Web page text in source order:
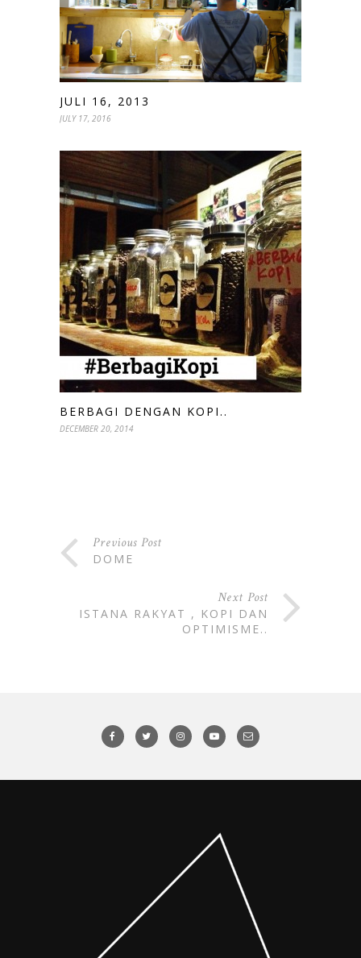
JULI 16, 2013
JULY 17, 2016
BERBAGI DENGAN KOPI..
DECEMBER 20, 2014
Previous Post
DOME
Next Post
ISTANA RAKYAT , KOPI DAN
OPTIMISME..